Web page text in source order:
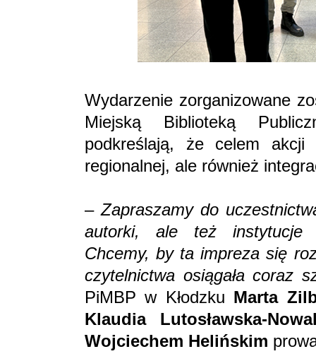
Wydarzenie zorganizowane
Miejską Biblioteką
podkreślają, że celem
regionalnej, ale również
–Zapraszamy do
autorki, ale też instytucje
Chcemy, by ta impreza się
czytelnictwa osiągała coraz
PiMBP w Kłodzku Marta
Klaudia Lutosławska-
Wojciechem Helińskim